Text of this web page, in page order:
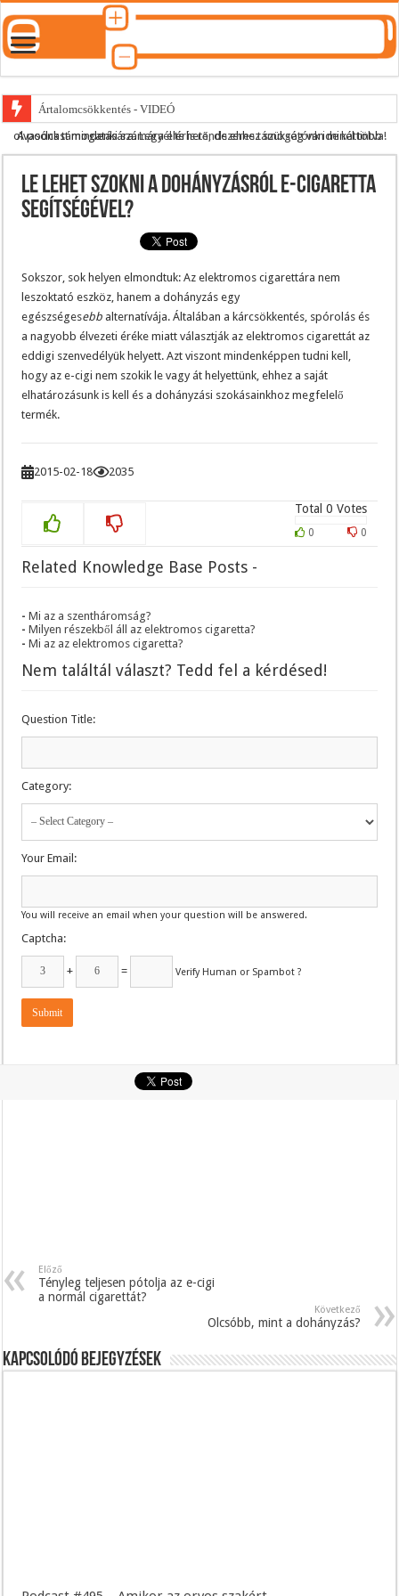
Ártalomcsökkentés - VIDEÓ
E-cigi használati szokások 2.0
Párásító podcast lejátszási lista
A podcast mindenki számára elérhető, de ehhez szükség van minél több olvasónk támogatására.Legyél te is rendszeres támogatónk ide kattintva!
Le lehet szokni a dohányzásról e-cigaretta
segítségével?
Sokszor, sok helyen elmondtuk: Az elektromos cigarettára nem
leszoktató eszköz, hanem a dohányzás egy
egészségesebb alternatívája. Általában a kárcsökkentés, spórolás és
a nagyobb élvezeti éréke miatt választják az elektromos cigarettát az
eddigi szenvedélyük helyett. Azt viszont mindenképpen tudni kell,
hogy az e-cigi nem szokik le vagy át helyettünk, ehhez a saját
elhatározásunk is kell és a dohányzási szokásainkhoz megfelelő
termék.
2015-02-18 2035
Total 0 Votes
0 0
Related Knowledge Base Posts -
Mi az a szentháromság?
Milyen részekből áll az elektromos cigaretta?
Mi az az elektromos cigaretta?
Nem találtál választ? Tedd fel a kérdésed!
Question Title:
Category:
Your Email:
You will receive an email when your question will be answered.
Captcha:
+ = Verify Human or Spambot ?
Előző
Tényleg teljesen pótolja az e-cigi
a normál cigarettát?
Következő
Olcsóbb, mint a dohányzás?
Kapcsolódó bejegyzések